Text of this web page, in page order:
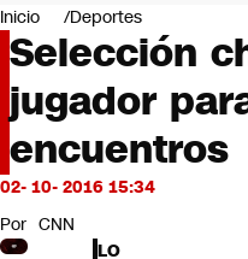
Negocios
Deportes
Programas completos
Cultura
Servicios
Bits
CNN tiempo
Futuro 360
Opinión
Inicio Deportes
Selección
jugador
encuentros
02- 10- 2016 15:34
Por CNN
LO